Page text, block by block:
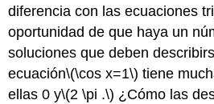
diferencia con las ecuaciones
oportunidad de que haya un
soluciones que deben
ecuación\(\cos x=1\) tiene
ellas 0 y\(2 \pi .\) ¿Cómo las